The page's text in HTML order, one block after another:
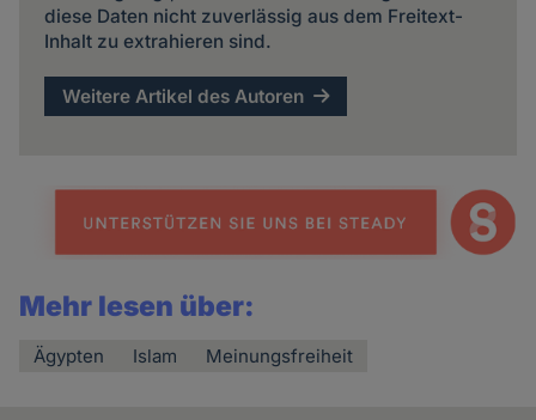
diese Daten nicht zuverlässig aus dem Freitext-
Inhalt zu extrahieren sind.
Weitere Artikel des Autoren
Mehr lesen über:
Ägypten Islam Meinungsfreiheit